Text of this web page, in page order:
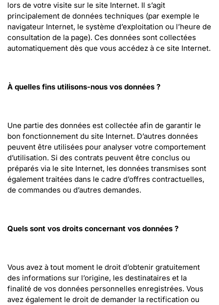
lors de votre visite sur le site Internet. Il s’agit
principalement de données techniques (par exemple le
navigateur Internet, le système d’exploitation ou l’heure de
consultation de la page). Ces données sont collectées
automatiquement dès que vous accédez à ce site Internet.
À quelles fins utilisons-nous vos données ?
Une partie des données est collectée afin de garantir le
bon fonctionnement du site Internet. D’autres données
peuvent être utilisées pour analyser votre comportement
d’utilisation. Si des contrats peuvent être conclus ou
préparés via le site Internet, les données transmises sont
également traitées dans le cadre d’offres contractuelles,
de commandes ou d’autres demandes.
Quels sont vos droits concernant vos données ?
Vous avez à tout moment le droit d’obtenir gratuitement
des informations sur l’origine, les destinataires et la
finalité de vos données personnelles enregistrées. Vous
avez également le droit de demander la rectification ou